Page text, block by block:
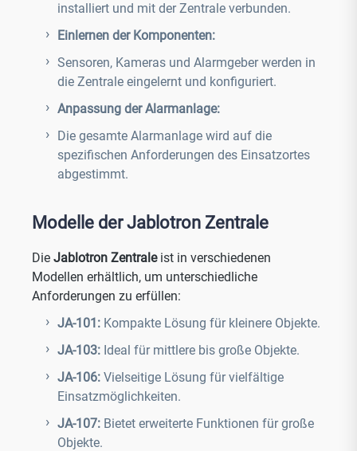
installiert und mit der Zentrale verbunden.
Einlernen der Komponenten:
Sensoren, Kameras und Alarmgeber werden in
die Zentrale eingelernt und konfiguriert.
Anpassung der Alarmanlage:
Die gesamte Alarmanlage wird auf die
spezifischen Anforderungen des Einsatzortes
abgestimmt.
Modelle der Jablotron Zentrale
Die Jablotron Zentraleist in verschiedenen
Modellen erhältlich, um unterschiedliche
Anforderungen zu erfüllen:
JA-101: Kompakte Lösung für kleinere Objekte.
JA-103: Ideal für mittlere bis große Objekte.
JA-106: Vielseitige Lösung für vielfältige
Einsatzmöglichkeiten.
JA-107: Bietet erweiterte Funktionen für große
Objekte.